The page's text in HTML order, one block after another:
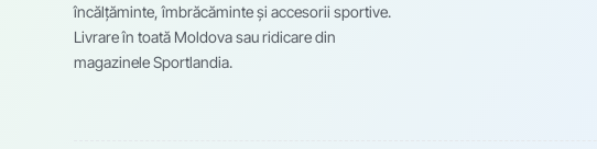
încălțăminte, îmbrăcăminte și accesorii sportive.
Livrare în toată Moldova sau ridicare din
magazinele Sportlandia.